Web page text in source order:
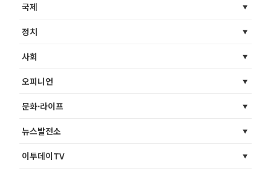
국제
정치
사회
오피니언
문화·라이프
뉴스발전소
이투데이TV